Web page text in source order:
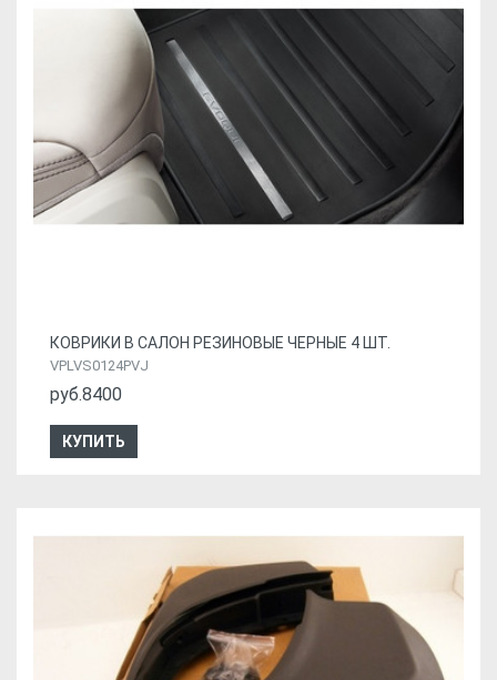
КОВРИКИ В САЛОН РЕЗИНОВЫЕ ЧЕРНЫЕ 4 ШТ.
VPLVS0124PVJ
руб.8400
КУПИТЬ